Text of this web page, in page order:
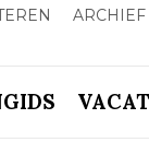
ARCHIEF